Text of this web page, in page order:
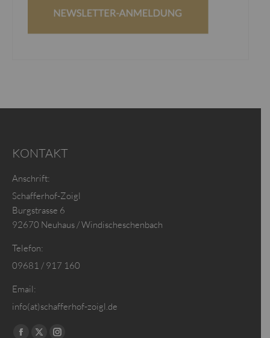
KONTAKT
Anschrift:
Schafferhof-Zoigl
Burgstrasse 6
92670 Neuhaus / Windischeschenbach
Telefon:
09681 / 917 160
Email:
info(at)schafferhof-zoigl.de
Finden Sie uns auf: